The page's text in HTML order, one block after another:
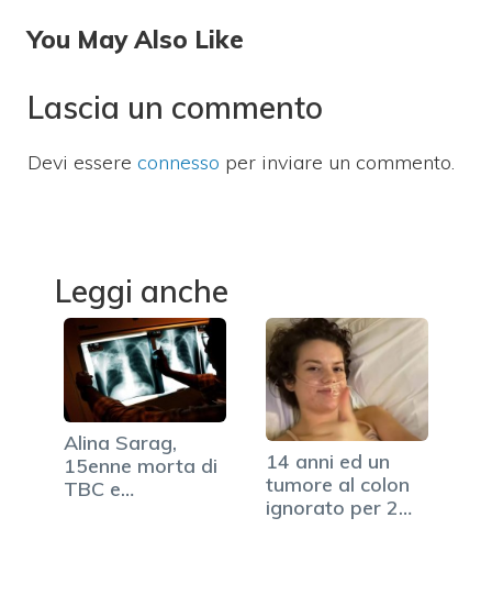
You May Also Like
Lascia un commento
Devi essere connesso per inviare un commento.
Leggi anche
Alina Sarag,
15enne morta di
TBC e
14 anni ed un
tumore al colon
ignorato per 2